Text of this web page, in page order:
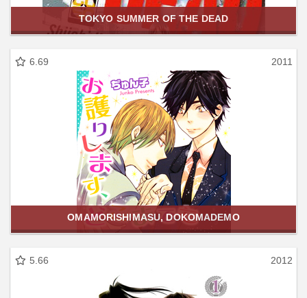
TOKYO SUMMER OF THE DEAD
6.69 2011
OMAMORISHIMASU, DOKOMADEMO
5.66 2012